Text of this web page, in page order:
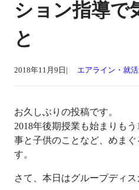
ション指導で
と
2018年11月9日 エアライン・就
お久しぶりの投稿です。
2018年後期授業も始まりも
事と子供のことなど、めま
す。
さて、本日はグループディス